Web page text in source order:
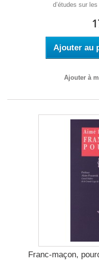
d’études sur
Ajouter au
Ajouter à
Franc-maçon,